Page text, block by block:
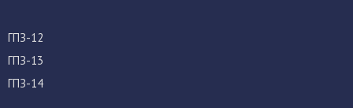
ГПЗ-12
ГПЗ-13
ГПЗ-14